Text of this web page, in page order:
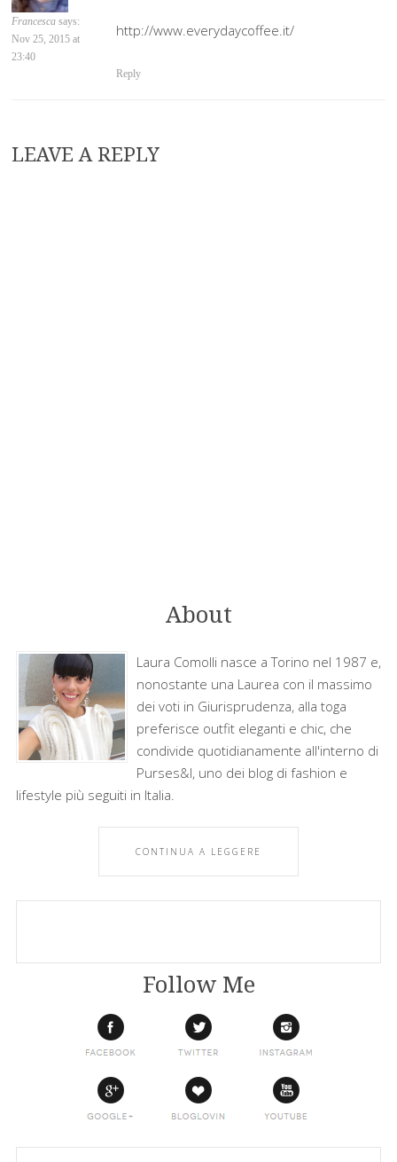
Francesca says:
Nov 25, 2015 at
23:40
http://www.everydaycoffee.it/
Reply
LEAVE A REPLY
About
Laura Comolli nasce a Torino nel 1987 e,
nonostante una Laurea con il massimo
dei voti in Giurisprudenza, alla toga
preferisce outfit eleganti e chic, che
condivide quotidianamente all'interno di
Purses&I, uno dei blog di fashion e
lifestyle più seguiti in Italia.
CONTINUA A LEGGERE
Follow Me